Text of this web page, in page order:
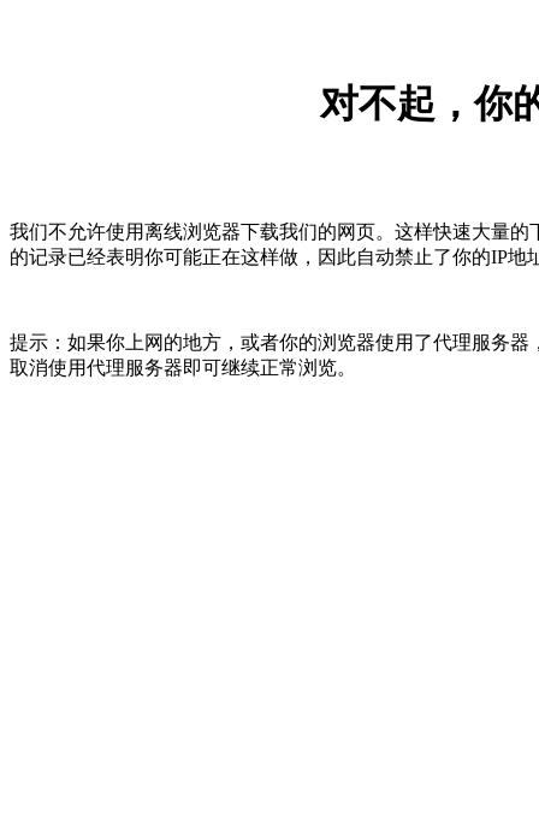
对不起，你
我们不允许使用离线浏览器下载我们的网页。这样快速大量
的记录已经表明你可能正在这样做，因此自动禁止了你的IP
提示：如果你上网的地方，或者你的浏览器使用了代理服务
取消使用代理服务器即可继续正常浏览。